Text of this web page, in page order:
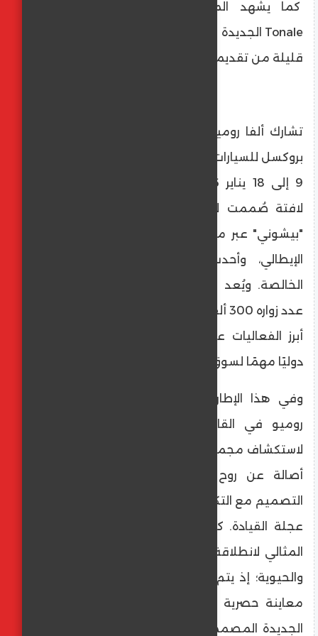
كما يشهد المعرض الظهور الأول لسيارة
Tonale الجديدة في السوق البلجيكي، بعد أشهر
قليلة من تقديمها لوسائل الإعلام العالمية.
بروكسل للسيارات، المقرر إقامته خلال الفترة من
لافتة صُممت لتروي مسيرة تطور علامة الـ
"بيشوني" عبر مزيج متقن من أرقى التصميم
الإيطالي، وأحدث التقنيات، ومتعة القيادة
الخالصة. ويُعد معرض بروكسل - الذي تجاوز
عدد زواره 300 ألف زائر العام الماضي - واحدًا من
أبرز الفعاليات على الساحة الأوروبية، ومقياسًا
دوليًا مهمًا لسوق السيارات.
وفي هذا الإطار المرموق، تفتح منصة ألفا
لاستكشاف مجموعة طرازات تجسد التعبير الأكثر
أصالة عن روح العلامة، حيث يلتقي جمال
التصميم مع التكنولوجيا وقمة الأحاسيس خلف
عجلة القيادة. كما يمثل هذا الحدث التوقيت
والحيوية؛ إذ يتم في يوم الافتتاح الكشف عن
معاينة حصرية تمهّد لسلسلة من الابتكارات
الجديدة المصممة لتعميق حضور وهوية ألفا